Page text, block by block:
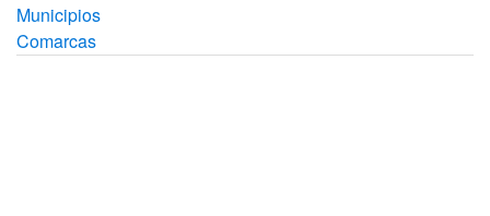
Municipios
Comarcas